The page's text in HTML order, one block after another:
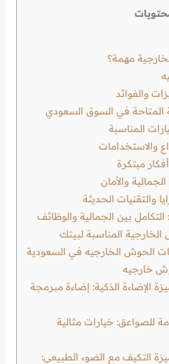
مهمة؟
والفوائد
المناسبة
والاستخدامات
مبتكرة
والأمان
والتقنيات الحديثة
بين الجمالية والوظائف
المناسبة لبيتك
الحوش الخارجيه في السعودية
خارجيه
الإضاءة الذكية: إضاءة مبرمجة
للصواعق: خيارات مثالية
التكيف مع الضوء الطبيعي: